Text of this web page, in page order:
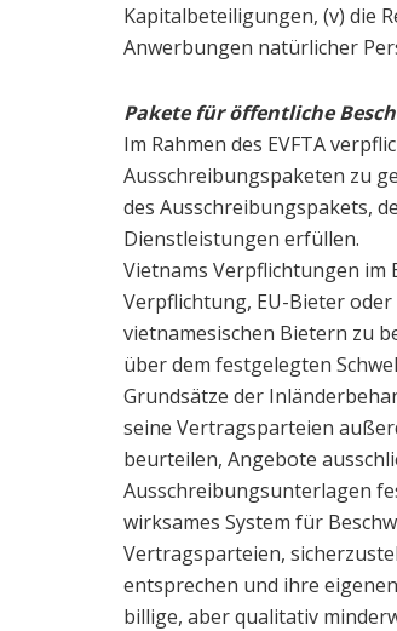
Kapitalbeteiligungen, (v) die
Anwerbungen natürlicher
Pakete für öffentliche
Im Rahmen des EVFTA
Ausschreibungspaketen zu
des Ausschreibungspakets,
Dienstleistungen erfüllen.
Vietnams Verpflichtungen im
Verpflichtung, EU-Bieter
vietnamesischen Bietern zu
über dem festgelegten
Grundsätze der
seine Vertragsparteien
beurteilen, Angebote
Ausschreibungsunterlagen
wirksames System für
Vertragsparteien,
entsprechen und ihre
billige, aber qualitativ